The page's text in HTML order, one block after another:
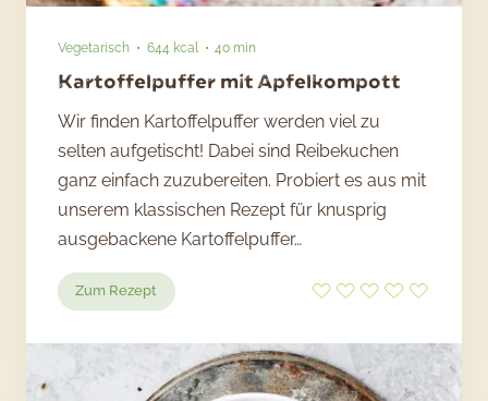
Vegetarisch 644 kcal 40 min
Kartoffelpuffer mit Apfelkompott
Wir finden Kartoffelpuffer werden viel zu
selten aufgetischt! Dabei sind Reibekuchen
ganz einfach zuzubereiten. Probiert es aus mit
unserem klassischen Rezept für knusprig
ausgebackene Kartoffelpuffer…
Zum Rezept
Kartoffelpuffer
Apfelkompott